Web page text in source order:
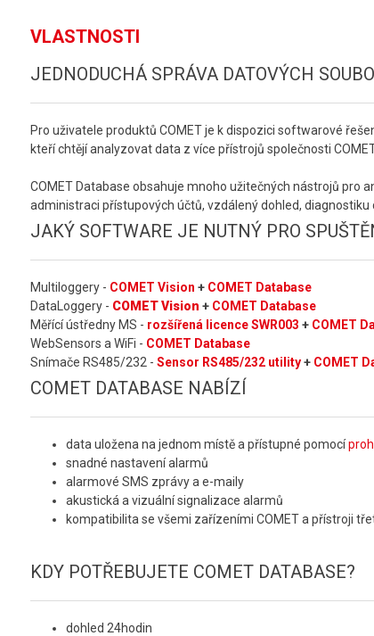
VLASTNOSTI
JEDNODUCHÁ SPRÁVA DATOVÝCH
Pro uživatele produktů COMET je k dispozici softwarové
kteří chtějí analyzovat data z více přístrojů společnosti
COMET Database obsahuje mnoho užitečných nástrojů pro
administraci přístupových účtů, vzdálený dohled,
JAKÝ SOFTWARE JE NUTNÝ PRO
Multiloggery - COMET Vision + COMET Database
DataLoggery - COMET Vision + COMET Database
Měřící ústředny MS - rozšířená licence SWR003 + COMET
WebSensors a WiFi - COMET Database
Snímače RS485/232 - Sensor RS485/232 utility+ COMET
COMET DATABASE NABÍZÍ
data uložena na jednom místě a přístupné pomocí
snadné nastavení alarmů
alarmové SMS zprávy a e-maily
akustická a vizuální signalizace alarmů
kompatibilita se všemi zařízeními COMET a přístroji
KDY POTŘEBUJETE COMET DATABASE?
dohled 24hodin